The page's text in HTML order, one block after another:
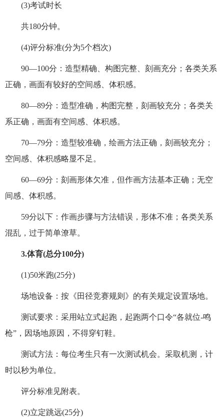
(3)考试时长
共180分钟。
(4)评分标准(分为5个档次)
90—100分：造型精确、构图完整、刻画充分；各类关系
正确，画面有较好的空间感、体积感。
80—89分：造型准确，构图完整，刻画较充分；各类关
系正确，画面有空间感、体积感。
70—79分：造型较准确，绘画方法正确，刻画较充分；
空间感、体积感略显不足。
60—69分：刻画形体欠准，但作画方法基本正确；无空
间感、体积感。
59分以下：作画步骤与方法错误，形体不准；各类关系
混乱，过于简单潦草。
3.体育(总分100分)
(1)50米跑(25分)
场地设备：按《田径竞赛规则》的有关规定设置场地。
测试要求：采用站立式起跑，起跑两个口令“各就位-鸣
枪”，因场地原因，不得穿钉鞋。
测试方法：每位考生只有一次测试机会。采取机测，计
时以秒为单位。
评分标准见附表。
(2)立定跳远(25分)